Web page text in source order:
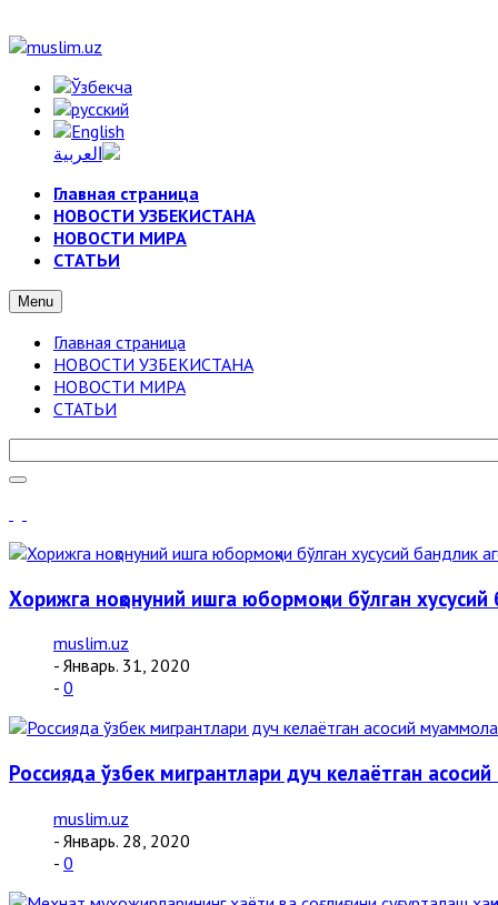
Главная страница
НОВОСТИ УЗБЕКИСТАНА
НОВОСТИ МИРА
СТАТЬИ
Menu
Главная страница
НОВОСТИ УЗБЕКИСТАНА
НОВОСТИ МИРА
СТАТЬИ
Хорижга ноқонуний ишга юбормоқчи бўлган
muslim.uz
- Январь. 31, 2020
- 0
Россияда ўзбек мигрантлари дуч келаётган
muslim.uz
- Январь. 28, 2020
- 0